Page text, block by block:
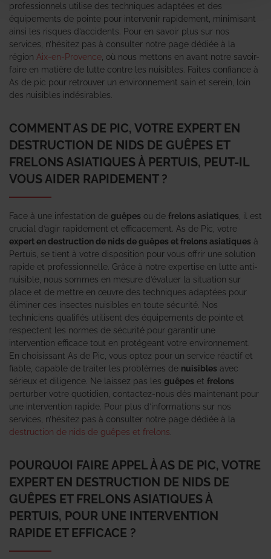
professionnels utilise des techniques adaptées et des
équipements de pointe pour intervenir rapidement, minimisant
ainsi les risques d’accidents. Pour en savoir plus sur nos
services, n’hésitez pas à consulter notre page dédiée à la
région Aix-en-Provence , où nous mettons en avant notre savoir-
faire en matière de lutte contre les nuisibles. Faites confiance à
As de pic pour retrouver un environnement sain et serein, loin
des nuisibles indésirables.
COMMENT AS DE PIC, VOTRE EXPERT EN
DESTRUCTION DE NIDS DE GUÊPES ET
FRELONS ASIATIQUES À PERTUIS, PEUT-IL
VOUS AIDER RAPIDEMENT ?
Face à une infestation de guêpes ou de frelons asiatiques , il est
crucial d’agir rapidement et efficacement. As de Pic, votre
expert en destruction de nids de guêpes et frelons asiatiques à
Pertuis, se tient à votre disposition pour vous offrir une solution
rapide et professionnelle. Grâce à notre expertise en lutte anti-
nuisible, nous sommes en mesure d’évaluer la situation sur
place et de mettre en œuvre des techniques adaptées pour
éliminer ces insectes nuisibles en toute sécurité. Nos
techniciens qualifiés utilisent des équipements de pointe et
respectent les normes de sécurité pour garantir une
intervention efficace tout en protégeant votre environnement.
En choisissant As de Pic, vous optez pour un service réactif et
fiable, capable de traiter les problèmes de nuisibles avec
sérieux et diligence. Ne laissez pas les guêpes et frelons
perturber votre quotidien, contactez-nous dès maintenant pour
une intervention rapide. Pour plus d’informations sur nos
services, n’hésitez pas à consulter notre page dédiée à la
destruction de nids de guêpes et frelons
POURQUOI FAIRE APPEL À AS DE PIC, VOTRE
EXPERT EN DESTRUCTION DE NIDS DE
GUÊPES ET FRELONS ASIATIQUES À
PERTUIS, POUR UNE INTERVENTION
RAPIDE ET EFFICACE ?